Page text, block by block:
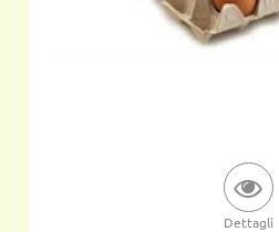
Dettagli